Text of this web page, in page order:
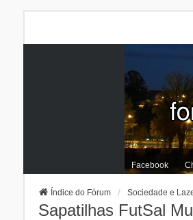
Facebook
Índice do Fórum Sociedade e
Sapatilhas FutSal